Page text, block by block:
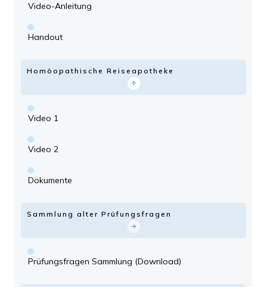
Video-Anleitung
Handout
Homöopathische Reiseapotheke
Video 1
Video 2
Dokumente
Sammlung alter Prüfungsfragen
Prüfungsfragen Sammlung (Download)